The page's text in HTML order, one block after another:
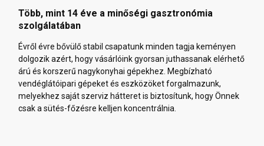
Több, mint 14 éve a minőségi gasztronómia
szolgálatában
Évről évre bővülő stabil csapatunk minden tagja keményen
dolgozik azért, hogy vásárlóink gyorsan juthassanak elérhető
árú és korszerű nagykonyhai gépekhez. Megbízható
vendéglátóipari gépeket és eszközöket forgalmazunk,
melyekhez saját szerviz hátteret is biztosítunk, hogy Önnek
csak a sütés-főzésre kelljen koncentrálnia.